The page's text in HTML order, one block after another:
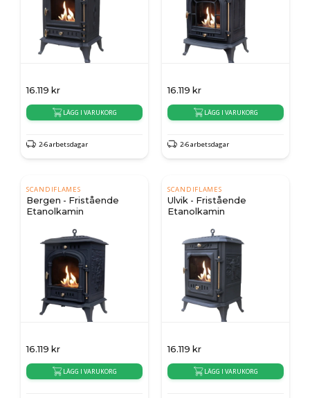
16.119 kr
LÄGG I VARUKORG
2-6 arbetsdagar
16.119 kr
LÄGG I VARUKORG
2-6 arbetsdagar
SCANDIFLAMES
Bergen - Fristående
Etanolkamin
16.119 kr
LÄGG I VARUKORG
SCANDIFLAMES
Ulvik - Fristående
Etanolkamin
16.119 kr
LÄGG I VARUKORG